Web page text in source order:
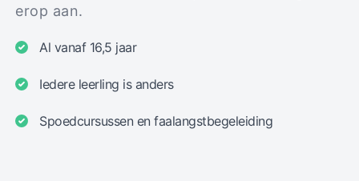
erop aan.
Al vanaf 16,5 jaar
Iedere leerling is anders
Spoedcursussen en faalangstbegeleiding